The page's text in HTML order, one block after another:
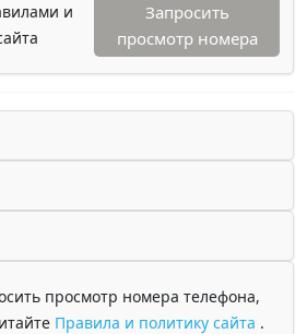
и
Запросить
просмотр номера
просмотр номера телефона,
Правила и политику сайта .